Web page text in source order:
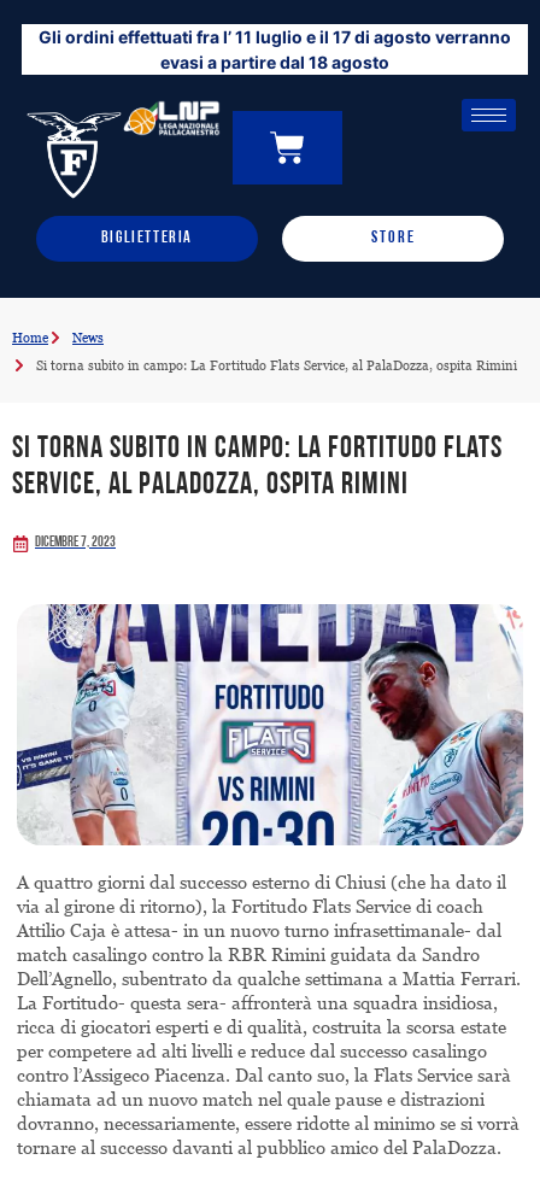
contenuto
Gli ordini effettuati fra l’ 11 luglio e il 17 di agosto verranno
evasi a partire dal 18 agosto
0
CARRELLO
BIGLIETTERIA STORE
Home
News
Si torna subito in campo: La Fortitudo Flats Service, al PalaDozza, ospita Rimini
Si torna subito in campo: La Fortitudo Flats
Service, al PalaDozza, ospita Rimini
Dicembre 7, 2023
A quattro giorni dal successo esterno di Chiusi (che ha dato il
via al girone di ritorno), la Fortitudo Flats Service di coach
Attilio Caja è attesa- in un nuovo turno infrasettimanale- dal
match casalingo contro la RBR Rimini guidata da Sandro
Dell’Agnello, subentrato da qualche settimana a Mattia Ferrari.
La Fortitudo- questa sera- affronterà una squadra insidiosa,
ricca di giocatori esperti e di qualità, costruita la scorsa estate
per competere ad alti livelli e reduce dal successo casalingo
contro l’Assigeco Piacenza. Dal canto suo, la Flats Service sarà
chiamata ad un nuovo match nel quale pause e distrazioni
dovranno, necessariamente, essere ridotte al minimo se si vorrà
tornare al successo davanti al pubblico amico del PalaDozza.